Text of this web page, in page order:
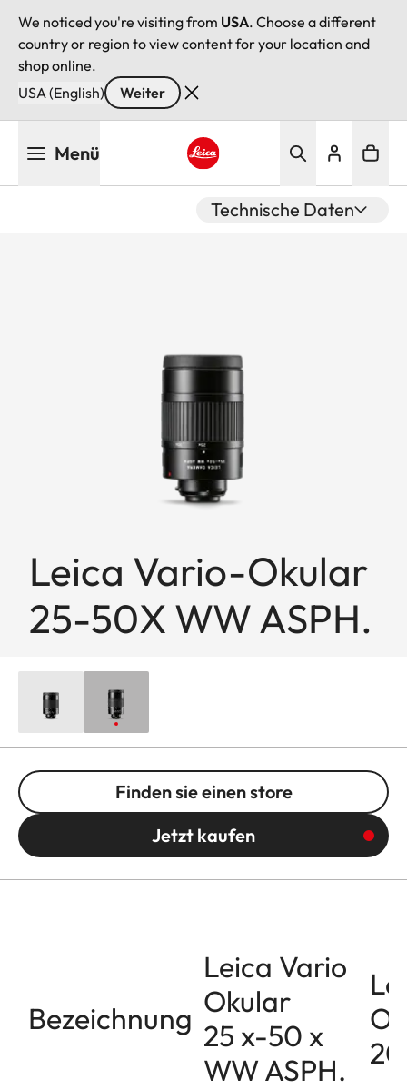
We noticed you're visiting from USA. Choose a different
country or region to view content for your location and
shop online.
USA (English)
Weiter
Menü
Technische Daten
Leica Vario-Okular
25-50X WW ASPH.
Finden sie einen store
Jetzt kaufen
Bezeichnung
Leica Vario
Okular
25 x-50 x
WW ASPH.